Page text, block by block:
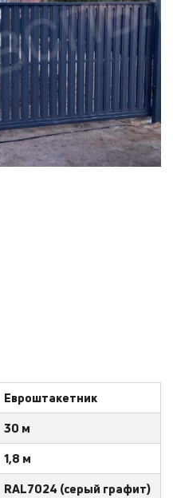
Евроштакетник
30 м
1,8 м
RAL7024 (серый графит)